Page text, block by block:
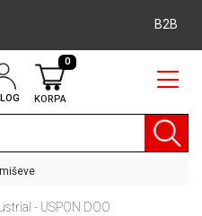
B2B
KORPA
0
- USPON DOO